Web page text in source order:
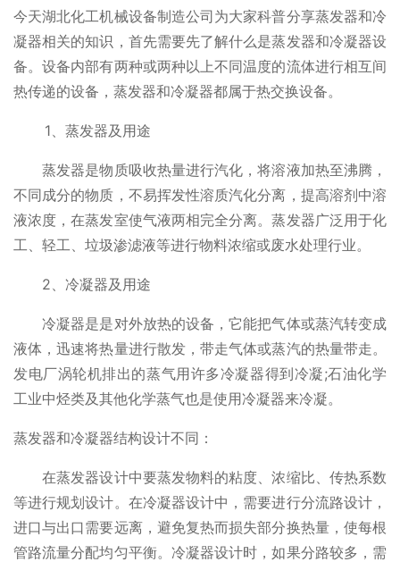
今天湖北化工机械设备制造公司为大家科普分享蒸发器和冷
凝器相关的知识，首先需要先了解什么是蒸发器和冷凝器设
备。设备内部有两种或两种以上不同温度的流体进行相互间
热传递的设备，蒸发器和冷凝器都属于热交换设备。
1、蒸发器及用途
蒸发器是物质吸收热量进行汽化，将溶液加热至沸腾，
不同成分的物质，不易挥发性溶质汽化分离，提高溶剂中溶
液浓度，在蒸发室使气液两相完全分离。蒸发器广泛用于化
工、轻工、垃圾渗滤液等进行物料浓缩或废水处理行业。
2、冷凝器及用途
冷凝器是是对外放热的设备，它能把气体或蒸汽转变成
液体，迅速将热量进行散发，带走气体或蒸汽的热量带走。
发电厂涡轮机排出的蒸气用许多冷凝器得到冷凝;石油化学
工业中烃类及其他化学蒸气也是使用冷凝器来冷凝。
蒸发器和冷凝器结构设计不同：
在蒸发器设计中要蒸发物料的粘度、浓缩比、传热系数
等进行规划设计。在冷凝器设计中，需要进行分流路设计，
进口与出口需要远离，避免复热而损失部分换热量，使每根
管路流量分配均匀平衡。冷凝器设计时，如果分路较多，需